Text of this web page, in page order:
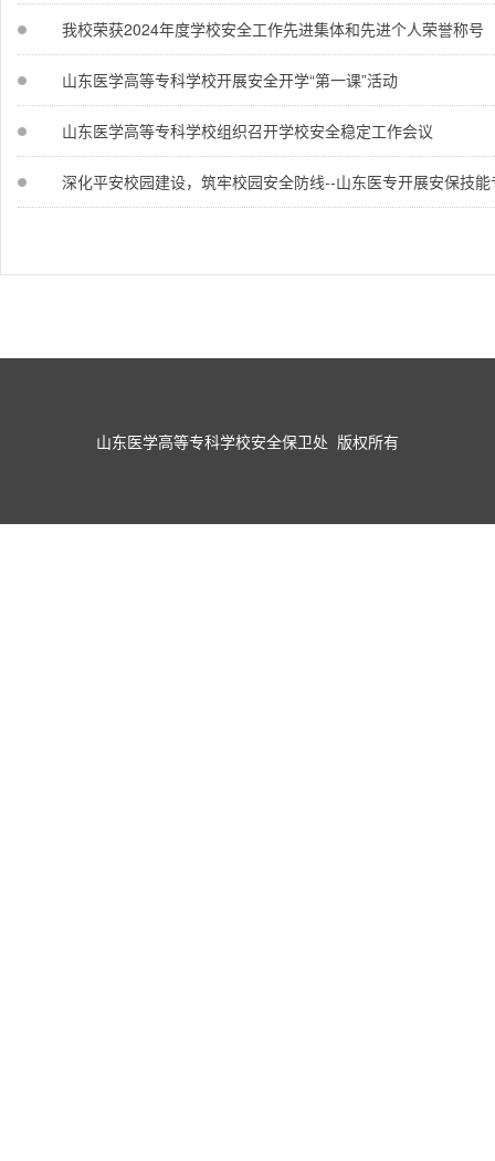
我校荣获2024年度学校安全工作先进集体和先进个人荣誉称号
山东医学高等专科学校开展安全开学“第一课”活动
山东医学高等专科学校组织召开学校安全稳定工作会议
深化平安校园建设，筑牢校园安全防线--山东医专开展安保技
山东医学高等专科学校安全保卫处 版权所有